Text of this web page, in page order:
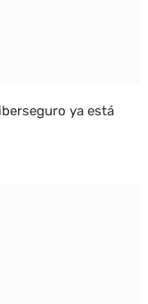
ya está